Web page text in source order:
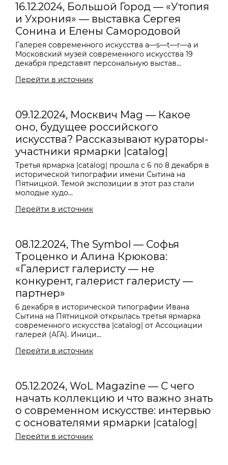
16.12.2024, Большой Город — «Утопия
и Ухрония» — выставка Сергея
Сонина и Елены Самородовой
Галерея современного искусства a—s—t—r—a и
Московский музей современного искусства 19
декабря представят персональную выстав...
Перейти в источник
09.12.2024, Москвич Mag — Какое
оно, будущее российского
искусства? Рассказывают кураторы-
участники ярмарки |catalog|
Третья ярмарка |catalog| прошла с 6 по 8 декабря в
исторической типографии имени Сытина на
Пятницкой. Темой экспозиции в этот раз стали
молодые худо...
Перейти в источник
08.12.2024, The Symbol — Софья
Троценко и Алина Крюкова:
«Галерист галеристу — не
конкурент, галерист галеристу —
партнер»
6 декабря в исторической типографии Ивана
Сытина на Пятницкой открылась третья ярмарка
современного искусства |catalog| от Ассоциации
галерей (АГА). Иници...
Перейти в источник
05.12.2024, WoL Magazine — С чего
начать коллекцию и что важно знать
о современном искусстве: интервью
с основателями ярмарки |catalog|
Перейти в источник